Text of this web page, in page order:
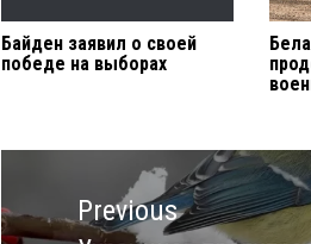
Байден заявил о своей
победе на выборах
Навигация
записямPrevious